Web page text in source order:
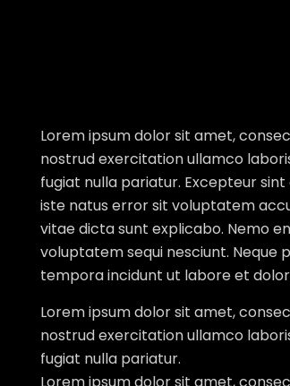
Lorem ipsum dolor sit amet,
nostrud exercitation ullamco
fugiat nulla pariatur. Excepteur
iste natus error sit voluptatem
vitae dicta sunt explicabo. Nemo
voluptatem sequi nesciunt. Neque
tempora incidunt ut labore et
Lorem ipsum dolor sit amet,
nostrud exercitation ullamco
fugiat nulla pariatur.